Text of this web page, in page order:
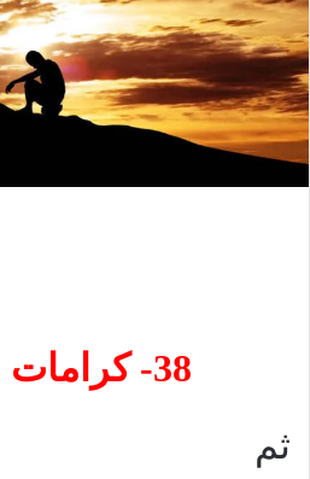
38- كرامات البتولية
ثم